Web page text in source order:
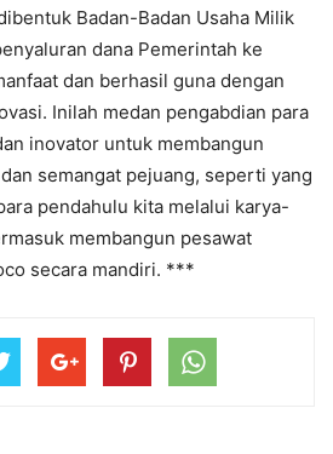
Badan-Badan Usaha Milik
dana Pemerintah ke
dan berhasil guna dengan
Inilah medan pengabdian para
inovator untuk membangun
semangat pejuang, seperti yang
pendahulu kita melalui karya-
membangun pesawat
secara mandiri. ***